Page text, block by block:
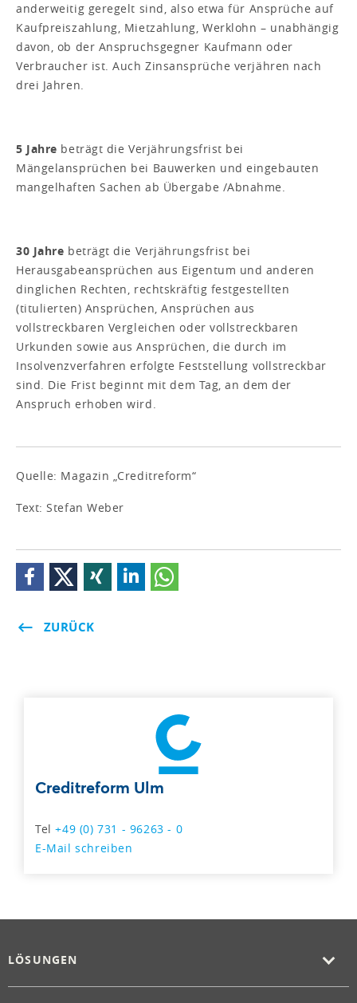
anderweitig geregelt sind, also etwa für Ansprüche auf
Kaufpreiszahlung, Mietzahlung, Werklohn – unabhängig
davon, ob der Anspruchsgegner Kaufmann oder
Verbraucher ist. Auch Zinsansprüche verjähren nach
drei Jahren.
5 Jahre beträgt die Verjährungsfrist bei
Mängelansprüchen bei Bauwerken und eingebauten
mangelhaften Sachen ab Übergabe /Abnahme.
30 Jahre beträgt die Verjährungsfrist bei
Herausgabeansprüchen aus Eigentum und anderen
dinglichen Rechten, rechtskräftig festgestellten
(titulierten) Ansprüchen, Ansprüchen aus
vollstreckbaren Vergleichen oder vollstreckbaren
Urkunden sowie aus Ansprüchen, die durch im
Insolvenzverfahren erfolgte Feststellung vollstreckbar
sind. Die Frist beginnt mit dem Tag, an dem der
Anspruch erhoben wird.
Quelle: Magazin „Creditreform“
Text: Stefan Weber
ZURÜCK
Creditreform Ulm
Tel+49 (0) 731 - 96263 - 0
E-Mail schreiben
LÖSUNGEN